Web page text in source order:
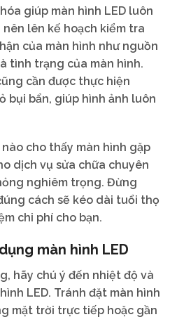
giúp màn hình LED luôn
lên kế hoạch kiểm tra
của màn hình như nguồn
tình trạng của màn hình.
cần được thực hiện
bụi bẩn, giúp hình ảnh luôn
cho thấy màn hình gặp
dịch vụ sửa chữa chuyên
nghiêm trọng. Đừng
cách sẽ kéo dài tuổi thọ
chi phí cho bạn.
màn hình LED
hãy chú ý đến nhiệt độ và
LED. Tránh đặt màn hình
mặt trời trực tiếp hoặc gần